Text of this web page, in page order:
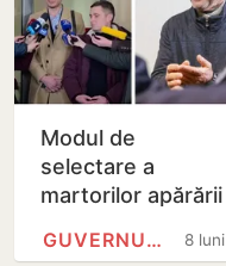
Modul de
selectare a
martorilor apărării
Plahotniuc ridică
8 luni
GUVERNUL REPUBLICII MOLDOVA